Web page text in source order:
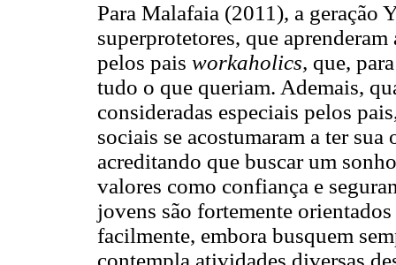
Para Malafaia (2011), a geração
superprotetores, que
pelos pais workaholics, que,
tudo o que queriam. Ademais,
consideradas especiais pelos
sociais se acostumaram a ter
acreditando que buscar um
valores como confiança e
jovens são fortemente
facilmente, embora busquem